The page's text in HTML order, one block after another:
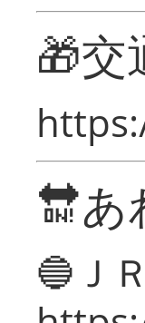
🎁
🔛あ
🔵Ｊ